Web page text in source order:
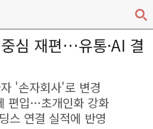
심 재편…유통·AI 결
'손자회사'로 변경
편입…초개인화 강화
스 연결 실적에 반영